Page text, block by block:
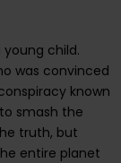
child.
was convinced
known
smash the
truth, but
entire planet